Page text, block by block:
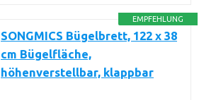
EMPFEHLUNG
SONGMICS Bügelbrett, 122 x 38
cm Bügelfläche,
höhenverstellbar, klappbar